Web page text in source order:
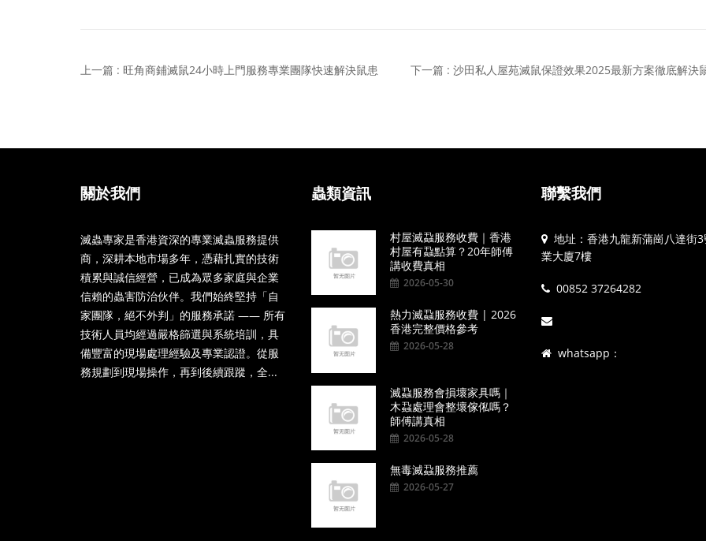
上一篇 : 旺角商鋪滅鼠24小時上門服務專業團隊快速解決鼠患 下一篇 : 沙田私人屋苑滅鼠保證效果2025最新方案徹底解決
關於我們
滅蟲專家是香港資深的專業滅蟲服務提供
商，深耕本地市場多年，憑藉扎實的技術
積累與誠信經營，已成為眾多家庭與企業
信賴的蟲害防治伙伴。我們始終堅持「自
家團隊，絕不外判」的服務承諾 —— 所有
技術人員均經過嚴格篩選與系統培訓，具
備豐富的現場處理經驗及專業認證。從服
務規劃到現場操作，再到後續跟蹤，全...
蟲類資訊
村屋滅蝨服務收費｜香港
村屋有蝨點算？20年師傅
講收費真相
2026-05-30
熱力滅蝨服務收費 | 2026
香港完整價格參考
2026-05-28
滅蝨服務會損壞家具嗎｜
木蝨處理會整壞傢俬嗎？
師傅講真相
2026-05-28
無毒滅蝨服務推薦
2026-05-27
聯繫我們
地址：香港九龍新蒲崗八達街
業大廈7樓
00852 37264282
whatsapp：